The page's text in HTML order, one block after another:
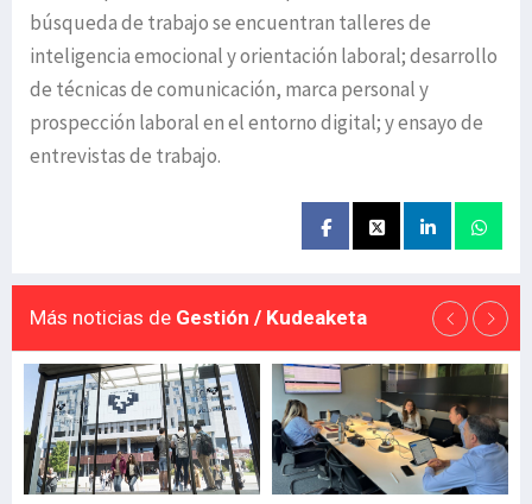
búsqueda de trabajo se encuentran talleres de
inteligencia emocional y orientación laboral; desarrollo
de técnicas de comunicación, marca personal y
prospección laboral en el entorno digital; y ensayo de
entrevistas de trabajo.
Más noticias de Gestión / Kudeaketa